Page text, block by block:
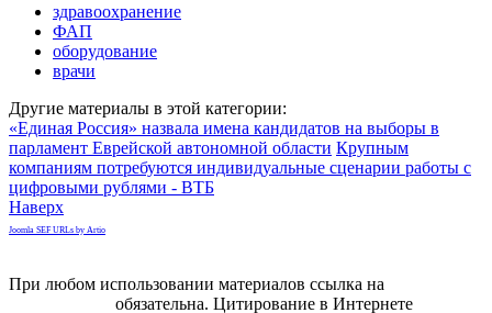
здравоохранение
ФАП
оборудование
врачи
Другие материалы в этой категории:
«Единая Россия» назвала имена кандидатов на выборы в
парламент Еврейской автономной области Крупным
компаниям потребуются индивидуальные сценарии работы с
цифровыми рублями - ВТБ
Наверх
Joomla SEF URLs by Artio
При любом использовании материалов ссылка на
обязательна. Цитирование в Интернете